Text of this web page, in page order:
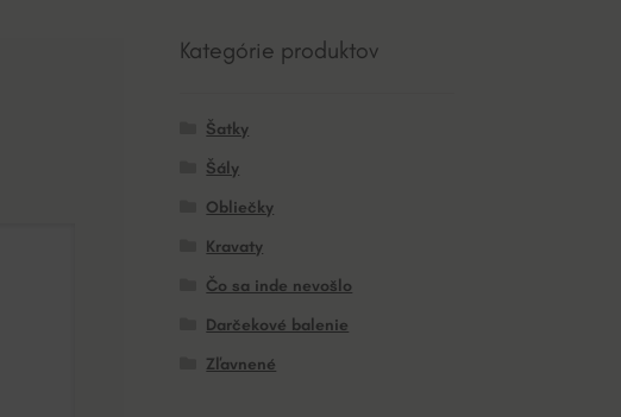
Kategórie produktov
Šatky
Šály
Obliečky
Kravaty
Čo sa inde nevošlo
Darčekové balenie
Zľavnené